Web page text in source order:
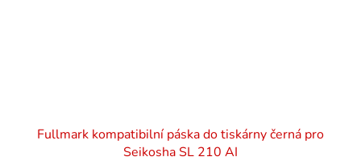
Fullmark kompatibilní páska do tiskárny černá pro
Seikosha SL 210 AI